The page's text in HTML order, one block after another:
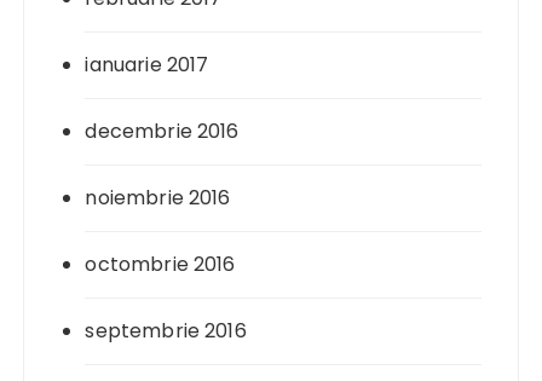
ianuarie 2017
decembrie 2016
noiembrie 2016
octombrie 2016
septembrie 2016